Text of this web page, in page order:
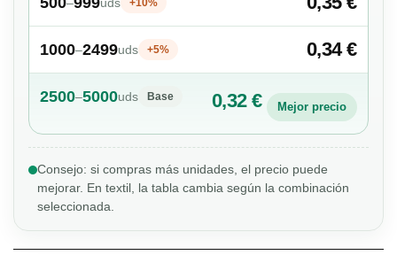
1000–2499uds +5% 0,34 €
2500–5000uds Base 0,32 € Mejor precio
Consejo: si compras más unidades, el precio puede
mejorar. En textil, la tabla cambia según la combinación
seleccionada.